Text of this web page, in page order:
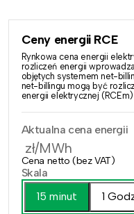
Ceny energii RCE
Rynkowa cena energii
rozliczeń energii
objętych systemem net-
net-billingu mogą być
energii elektrycznej
Aktualna cena energii
zł/MWh
Cena netto (bez VAT)
Skala
15 minut
1